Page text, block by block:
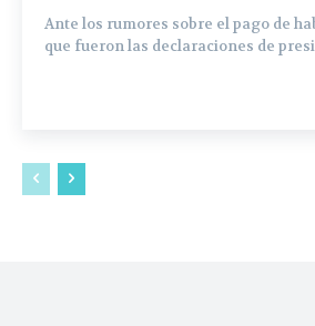
Ante los rumores sobre el pago de
que fueron las declaraciones de